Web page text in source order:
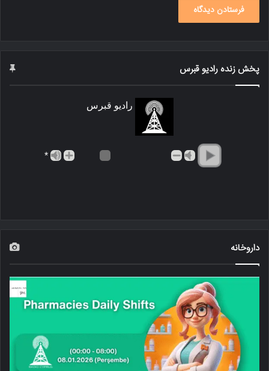
پخش زنده رادیو قبرس
رادیو قبرس
*
داروخانه